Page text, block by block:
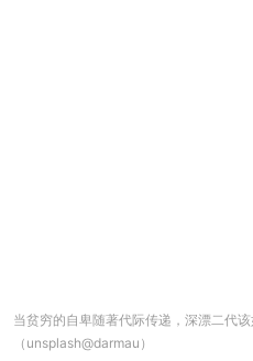
当贫穷的自卑随著代际传递，深漂二代该
（unsplash@darmau）